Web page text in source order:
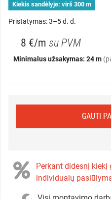
Kiekis sandėlyje: virš 300 m
Pristatymas: 3–5 d. d.
8 €/m su PVM
Minimalus užsakymas: 24 m
GAUTI
Perkant didesnį
individualų